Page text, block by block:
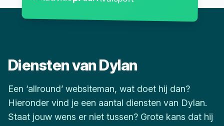
Diensten van Dylan
Een ‘allround’ websiteman, wat doet hij dan?
Hieronder vind je een aantal diensten van Dylan.
Staat jouw wens er niet tussen? Grote kans dat hij